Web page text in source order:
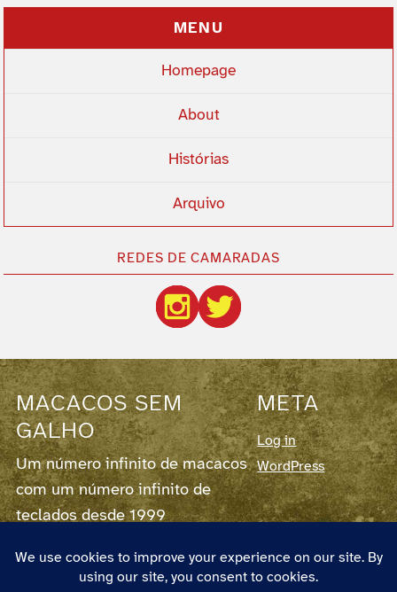
MENU
Homepage
About
Histórias
Arquivo
REDES DE CAMARADAS
MACACOS SEM
GALHO
Um número infinito de macacos
com um número infinito de
teclados desde 1999
fornece RSS para os Postse para os
Comentários.
META
Log in
WordPress